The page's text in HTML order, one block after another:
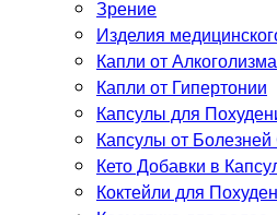
Зрение
Изделия
Капли от Алкоголизма
Капли от Гипертонии
Капсулы для
Капсулы от Болезней
Кето Добавки в
Коктейли для